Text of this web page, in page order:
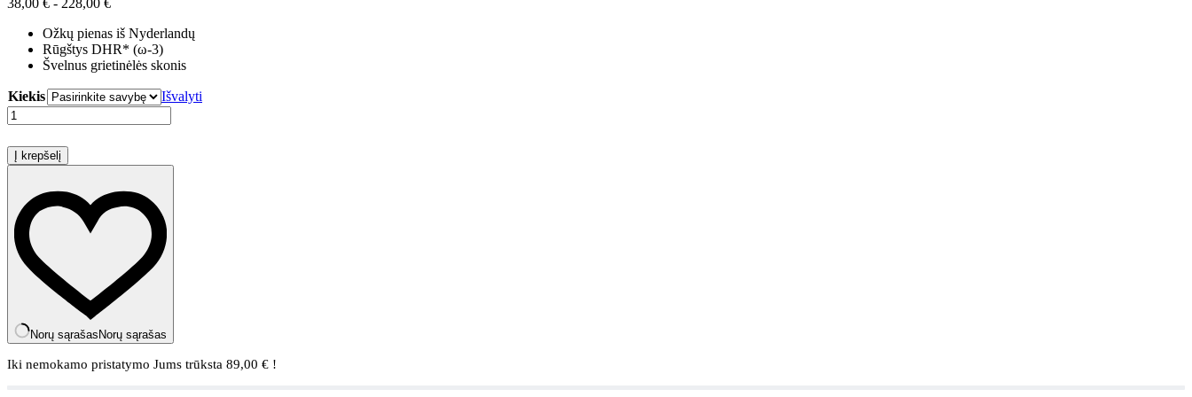
Nuo
38,00 €
iki
Ožkų pienas iš Nyderlandų
Rūgštys DHR* (ω-3)
Švelnus grietinėlės skonis
Kiekis
Išvalyti
produkto
kiekis:
Kabrita®
pieno
nuo
mėn.,
800
Į krepšelį
Norų sąrašas Norų sąrašas
Iki nemokamo pristatymo Jums trūksta 89,00 € !